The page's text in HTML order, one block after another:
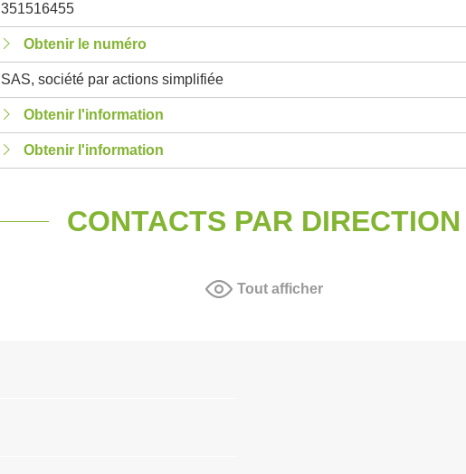
351516455
Obtenir le numéro
SAS, société par actions simplifiée
Obtenir l'information
Obtenir l'information
CONTACTS PAR DIRECTION
Tout afficher